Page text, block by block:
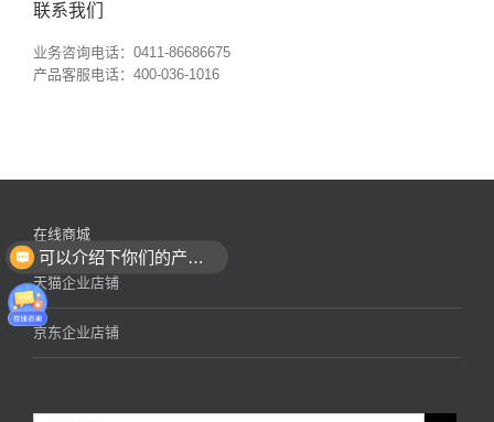
联系我们
业务咨询电话：0411-86686675
产品客服电话：400-036-1016
在线商城
天猫企业店铺
京东企业店铺
可以介绍下你们的产品么